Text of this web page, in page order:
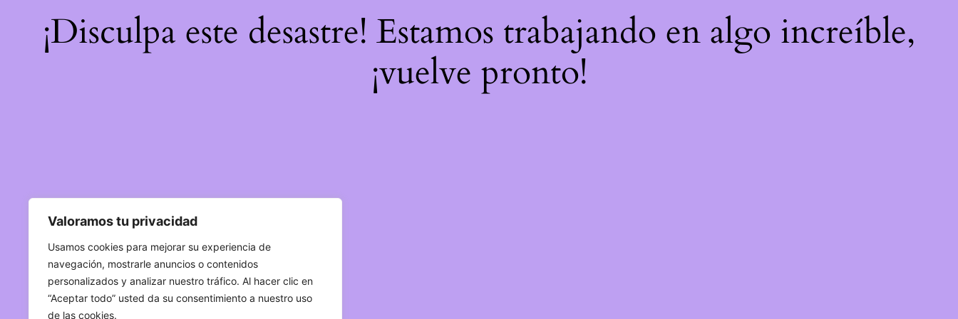
Valoramos tu privacidad
Usamos cookies para mejorar su experiencia de
navegación, mostrarle anuncios o contenidos
personalizados y analizar nuestro tráfico. Al hacer clic en
“Aceptar todo” usted da su consentimiento a nuestro uso
de las cookies.
¡Disculpa este desastre! Estamos trabajando en algo increíble,
¡vuelve pronto!